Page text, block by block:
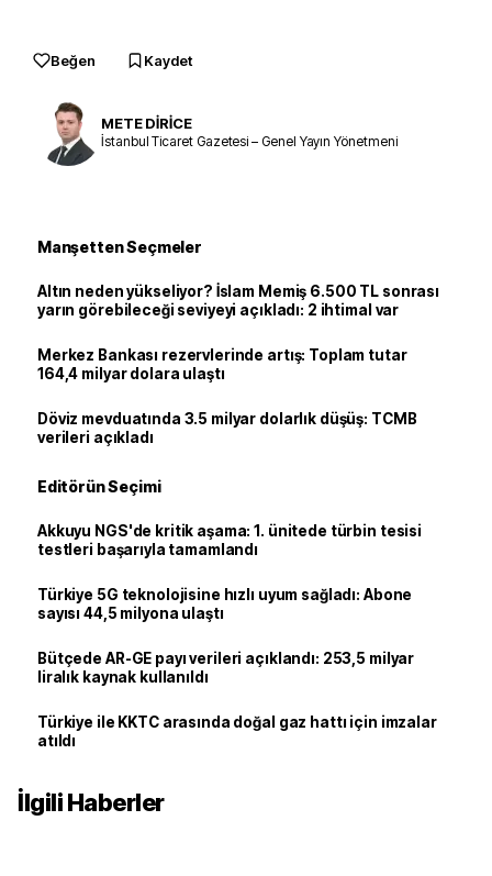
Beğen Kaydet
METE DİRİCE
İstanbul Ticaret Gazetesi – Genel Yayın Yönetmeni
Manşetten Seçmeler
Altın neden yükseliyor? İslam Memiş 6.500 TL sonrası
yarın görebileceği seviyeyi açıkladı: 2 ihtimal var
Merkez Bankası rezervlerinde artış: Toplam tutar
164,4 milyar dolara ulaştı
Döviz mevduatında 3.5 milyar dolarlık düşüş: TCMB
verileri açıkladı
Editörün Seçimi
Akkuyu NGS'de kritik aşama: 1. ünitede türbin tesisi
testleri başarıyla tamamlandı
Türkiye 5G teknolojisine hızlı uyum sağladı: Abone
sayısı 44,5 milyona ulaştı
Bütçede AR-GE payı verileri açıklandı: 253,5 milyar
liralık kaynak kullanıldı
Türkiye ile KKTC arasında doğal gaz hattı için imzalar
atıldı
İlgili Haberler